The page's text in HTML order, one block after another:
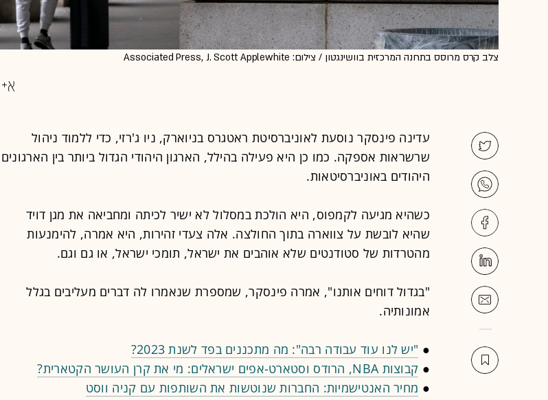
צלב קרס מרוסס בתחנה המרכזית בוושינגטון / צילום: Associated Press, J. Scott Applewhite
עדינה פינסקר נוסעת לאוניברסיטת ראטגרס בניוארק, ניו ג'רזי, כדי ללמוד ניהול
שרשראות אספקה. כמו כן היא פעילה בהילל, הארגון היהודי הגדול ביותר בין הארגונים
היהודים באוניברסיטאות.
כשהיא מגיעה לקמפוס, היא הולכת במסלול לא ישיר לכיתה ומחביאה את מגן דויד
שהיא לובשת על צווארה בתוך החולצה. אלה צעדי זהירות, היא אמרה, להימנעות
מהטרדות של סטודנטים שלא אוהבים את ישראל, תומכי ישראל, או גם וגם.
"בגדול דוחים אותנו", אמרה פינסקר, שמספרת שנאמרו לה דברים מעליבים בגלל
אמונותיה.
● "יש לנו עוד עבודה רבה": מה מתכננים בפד לשנת 2023?
● קבוצות NBA, הרודס וסטארט-אפים ישראלים: מי את קרן העושר הקטארית?
● מחיר האנטישמיות: החברות שנוטשות את השותפות עם קניה ווסט